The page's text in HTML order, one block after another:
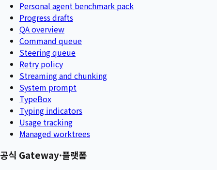
Personal agent benchmark pack
Progress drafts
QA overview
Command queue
Steering queue
Retry policy
Streaming and chunking
System prompt
TypeBox
Typing indicators
Usage tracking
Managed worktrees
공식 Gateway·플랫폼